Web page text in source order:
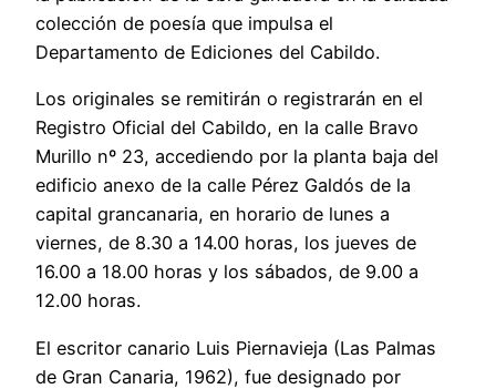
colección de poesía que impulsa el
Departamento de Ediciones del Cabildo.
Los originales se remitirán o registrarán en el
Registro Oficial del Cabildo, en la calle Bravo
Murillo nº 23, accediendo por la planta baja del
edificio anexo de la calle Pérez Galdós de la
capital grancanaria, en horario de lunes a
viernes, de 8.30 a 14.00 horas, los jueves de
16.00 a 18.00 horas y los sábados, de 9.00 a
12.00 horas.
El escritor canario Luis Piernavieja (Las Palmas
de Gran Canaria, 1962), fue designado por